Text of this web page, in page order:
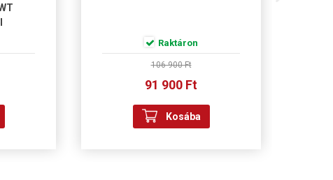
Raktáron
106 900 Ft
91 900 Ft
Kosába